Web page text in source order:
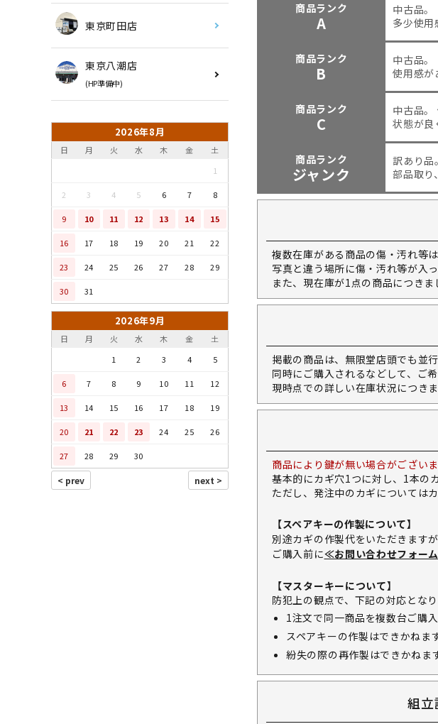
東京町田店
東京八潮店
(HP準備中)
2026年8月
日 月 火 水 木 金
土
1
2 3 4 5 6 7 8
9 10 11 12 13 14 15
16 17 18 19 20 21 22
23 24 25 26 27 28 29
30 31
2026年9月
日 月 火 水 木 金
土
1
2 3 4 5
6 7 8 9 10 11 12
13 14 15 16 17 18 19
20 21 22 23 24 25 26
27 28 29 30
商品ランク
A
中古品。
多少使用
商品ランク
B
中古品。
使用感が
商品ランク
C
中古品。
状態が良
商品ランク
ジャンク
訳あり品。
部品取り
複数在庫がある商品の傷・汚れ等
写真と違う場所に傷・汚れ等が入
また、現在庫が1点の商品につき
掲載の商品は、無限堂店頭でも並
同時にご購入されるなどして、ご
現時点での詳しい在庫状況につき
商品により鍵が無い場合がござい
基本的にカギ穴1つに対し、1本の
ただし、発注中のカギについては
【スペアキーの作製について】
別途カギの作製代をいただきます
ご購入前に≪お問い合わせフォー
【マスターキーについて】
防犯上の観点で、下記の対応となり
1注文で同一商品を複数台ご購
スペアキーの作製はできかねます
紛失の際の再作製はできかねます
組立